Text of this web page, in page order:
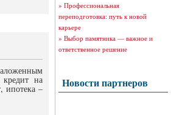
на
ипотека –
» Профессиональная
переподготовка: путь к новой
карьере
» Выбор памятника — важное и
ответственное решение
Новости партнеров